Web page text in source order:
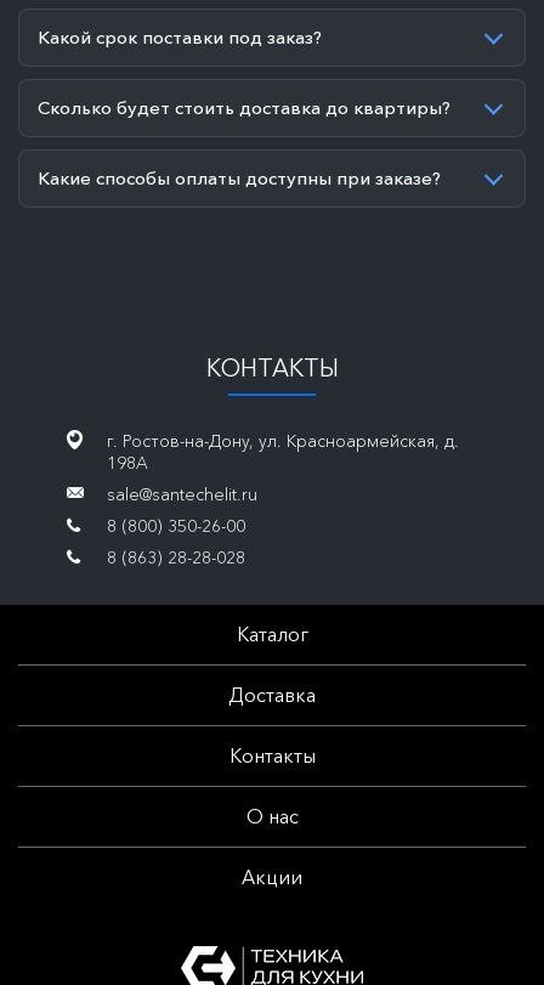
Какой срок поставки под заказ?
Сколько будет стоить доставка до квартиры?
Какие способы оплаты доступны при заказе?
КОНТАКТЫ
г. Ростов-на-Дону, ул. Красноармейская, д.
198А
sale@santechelit.ru
8 (800) 350-26-00
8 (863) 28-28-028
Каталог
Доставка
Контакты
О нас
Акции